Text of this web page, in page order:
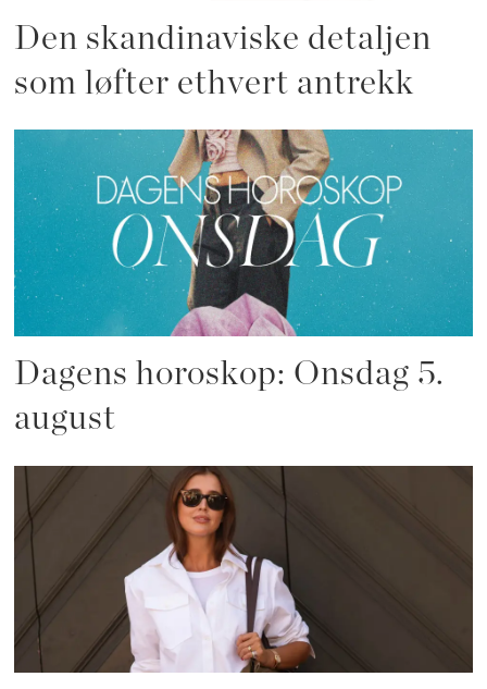
Den skandinaviske detaljen
som løfter ethvert antrekk
Dagens horoskop: Onsdag 5.
august